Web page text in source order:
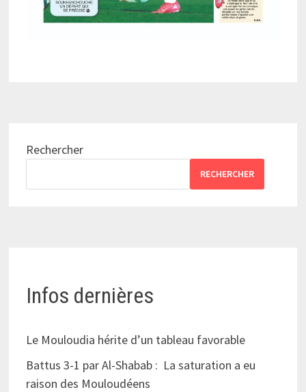
Rechercher
RECHERCHER
Infos dernières
Le Mouloudia hérite d’un tableau favorable
Battus 3-1 par Al-Shabab : La saturation a eu
raison des Mouloudéens